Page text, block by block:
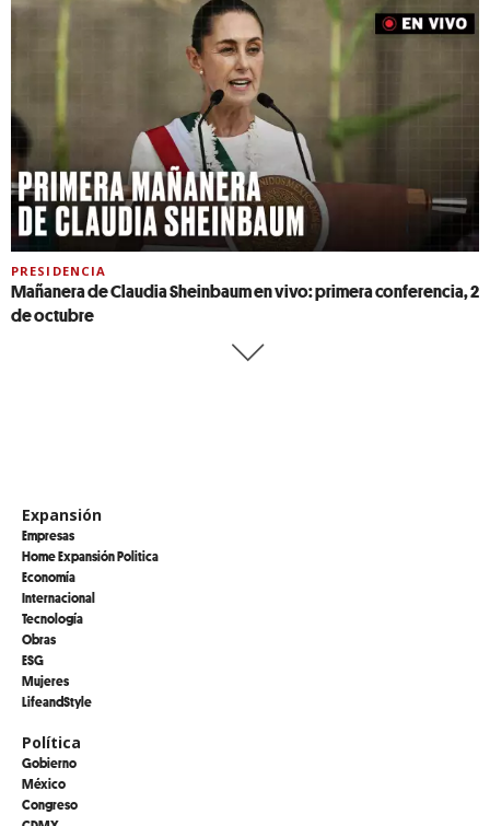
PRESIDENCIA
Mañanera de Claudia Sheinbaum en vivo: primera conferencia, 2
de octubre
Expansión
Empresas
Home Expansión Politica
Economía
Internacional
Tecnología
Obras
ESG
Mujeres
LifeandStyle
Política
Gobierno
México
Congreso